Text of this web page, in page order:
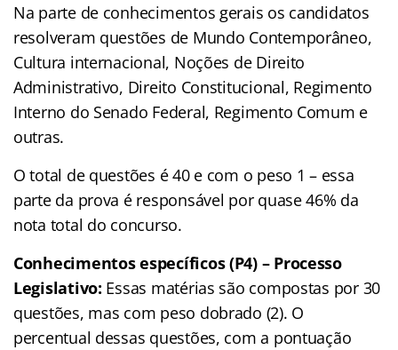
Na parte de conhecimentos gerais os candidatos
resolveram questões de Mundo Contemporâneo,
Cultura internacional, Noções de Direito
Administrativo, Direito Constitucional, Regimento
Interno do Senado Federal, Regimento Comum e
outras.
O total de questões é 40 e com o peso 1 – essa
parte da prova é responsável por quase 46% da
nota total do concurso.
Conhecimentos específicos (P4) – Processo
Legislativo: Essas matérias são compostas por 30
questões, mas com peso dobrado (2). O
percentual dessas questões, com a pontuação